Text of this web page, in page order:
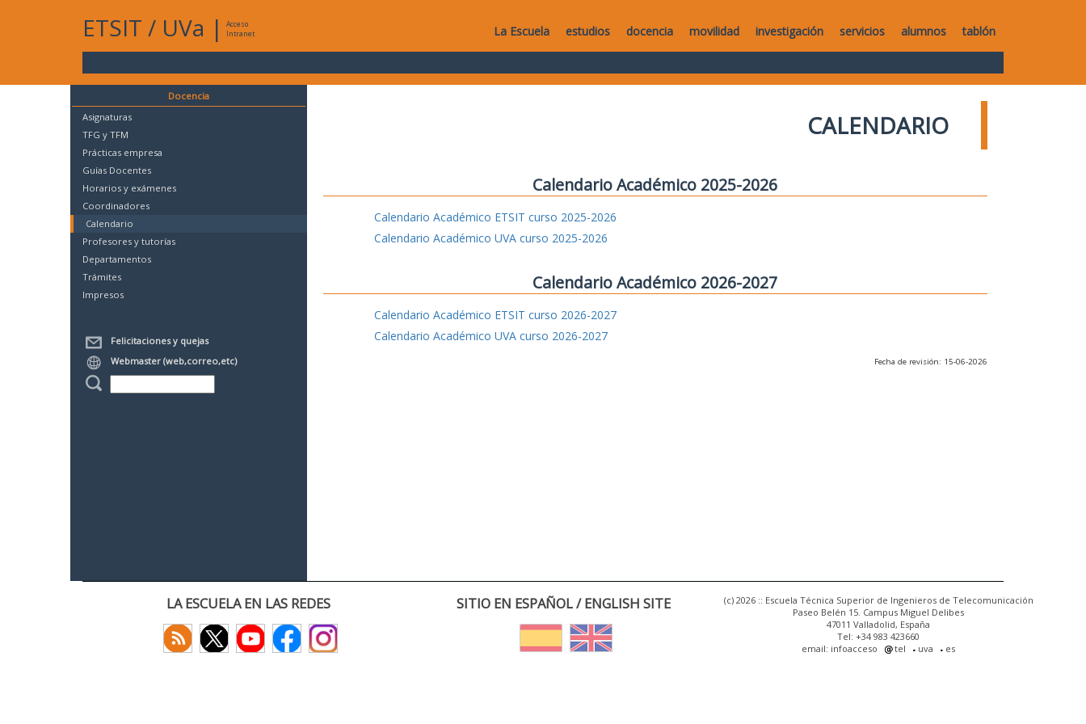
ETSIT / UVa |
Acceso
Intranet
La Escuela estudios docencia movilidad investigación servicios alumnos tablón
Docencia
Asignaturas
TFG y TFM
Prácticas empresa
Guías Docentes
Horarios y exámenes
Coordinadores
Calendario
Profesores y tutorías
Departamentos
Trámites
Impresos
Felicitaciones y quejas
Webmaster (web,correo,etc)
CALENDARIO
Calendario Académico 2025-2026
Calendario Académico ETSIT curso 2025-2026
Calendario Académico UVA curso 2025-2026
Calendario Académico 2026-2027
Calendario Académico ETSIT curso 2026-2027
Calendario Académico UVA curso 2026-2027
Fecha de revisión: 15-06-2026
LA ESCUELA EN LAS REDES SITIO EN ESPAÑOL / ENGLISH SITE
(c) 2026 :: Escuela Técnica Superior de Ingenieros de Telecomunicación
Paseo Belén 15. Campus Miguel Delibes
47011 Valladolid, España
Tel: +34 983 423660
email: infoacceso
tel uva es